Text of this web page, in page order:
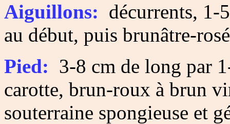
Aiguillons: décurrents, 1-
au début, puis brunâtre-
Pied: 3-8 cm de long par
carotte, brun-roux à brun
souterraine spongieuse et